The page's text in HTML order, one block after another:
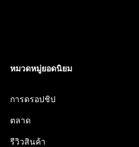
หมวดหมู่ยอดนิยม
การดรอปชิป
ตลาด
รีวิวสินค้า